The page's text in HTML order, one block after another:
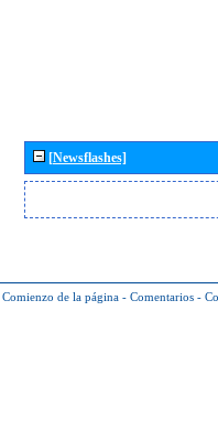
[Newsflashes]
Comienzo de la página - Comentarios -